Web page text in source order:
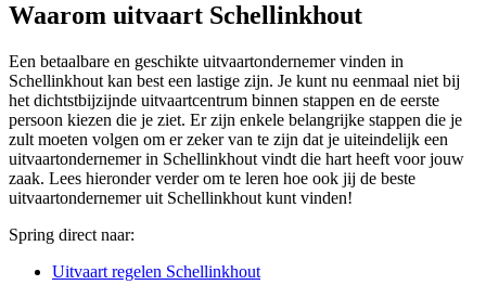
Waarom uitvaart Schellinkhout
Een betaalbare en geschikte uitvaartondernemer vinden in
Schellinkhout kan best een lastige zijn. Je kunt nu eenmaal niet bij
het dichtstbijzijnde uitvaartcentrum binnen stappen en de eerste
persoon kiezen die je ziet. Er zijn enkele belangrijke stappen die je
zult moeten volgen om er zeker van te zijn dat je uiteindelijk een
uitvaartondernemer in Schellinkhout vindt die hart heeft voor jouw
zaak. Lees hieronder verder om te leren hoe ook jij de beste
uitvaartondernemer uit Schellinkhout kunt vinden!
Spring direct naar:
Uitvaart regelen Schellinkhout